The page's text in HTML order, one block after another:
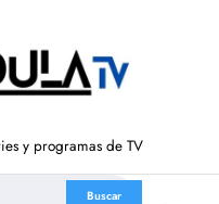
y programas de TV